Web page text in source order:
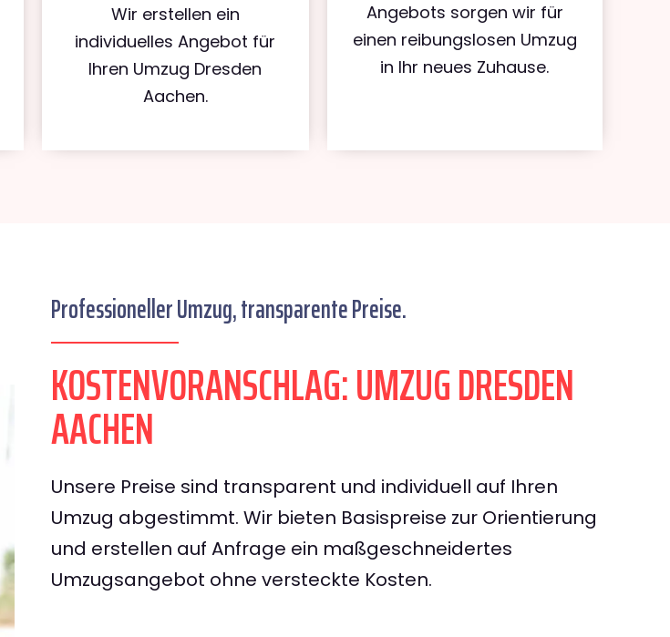
Wir erstellen ein
individuelles Angebot für
Ihren Umzug Dresden
Aachen.
Angebots sorgen wir für
einen reibungslosen Umzug
in Ihr neues Zuhause.
Professioneller Umzug, transparente Preise.
KOSTENVORANSCHLAG: UMZUG DRESDEN
AACHEN
Unsere Preise sind transparent und individuell auf Ihren
Umzug abgestimmt. Wir bieten Basispreise zur Orientierung
und erstellen auf Anfrage ein maßgeschneidertes
Umzugsangebot ohne versteckte Kosten.